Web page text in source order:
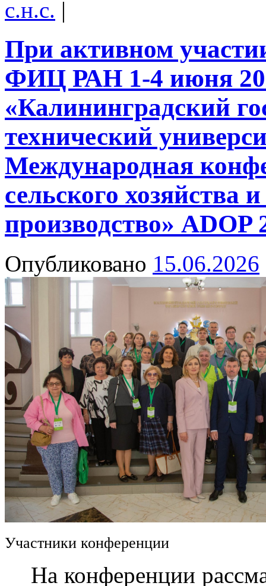
с.н.с. |
При активном
ФИЦ РАН 1-4 июня
«Калининградский
технический
Международная
сельского хозяйства
производство» ADOP
Опубликовано 15.06.2026
Участники конференции
На конференции